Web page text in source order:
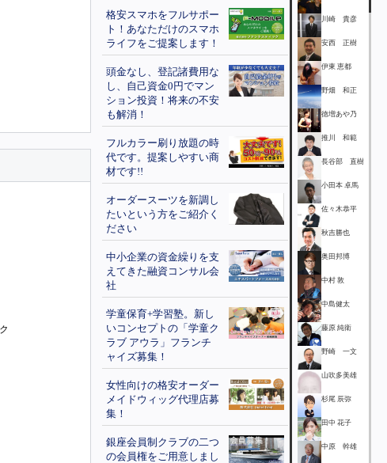
格安スマホをフルサポー
ト！あなただけのスマホ
ライフをご提案します！
頭金なし、登記諸費用な
し、自己資金0円でマン
ション投資！将来の不安
も解消！
フルカラー刷り放題の時
代です。提案しやすい商
材です!!
オーダースーツを新調し
たいという方をご紹介く
ださい
中小企業の資金繰りを支
えてきた融資コンサル会
社
学童保育+学習塾。新し
いコンセプトの「学童ク
ラブ アウラ」フランチ
ャイズ募集！
女性向けの格安オーダー
メイドウィッグ代理店募
集！
銀座会員制クラブの二つ
の会員権をご用意しまし
川崎 貴彦
安西 正樹
伊東 恵都
野畑 和正
徳増あや乃
推川 和範
長谷部 直樹
小田本 卓馬
佐々木恭平
秋吉勝也
奥田邦博
中村 敦
中島健太
藤原 純衛
野崎 一文
山吹多美雄
杉尾 辰弥
田中 花子
中原 幹雄